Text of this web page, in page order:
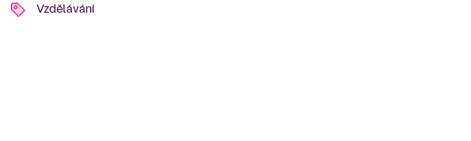
Vzdělávání